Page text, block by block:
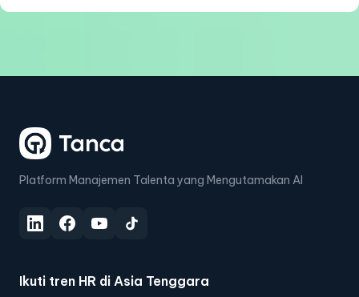
Platform Manajemen Talenta yang Mengutamakan AI
Ikuti tren HR di Asia Tenggara